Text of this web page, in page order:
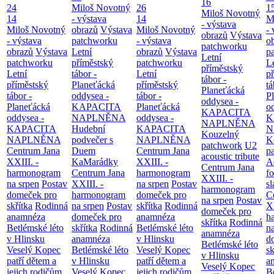
24
14
Miloš Novotný
- výstava
obrazů Výstava
patchworku
Letní
příměstský
tábor -
Planeťácká
oddysea -
KAPACITA
NAPLNĚNA
Centrum Jana
XXIII. -
harmonogram
na srpen Postav
domeček pro
skřítka Rodinná
anamnéza
Betlémské léto
v Hlinsku
Veselý Kopec
patří dětem a
Miloš Novotný
- výstava
obrazů Výstava
patchworku
Letní
příměstský
tábor -
Planeťácká
oddysea -
KAPACITA
NAPLNĚNA
Hudební
podvečer s
Duem
KaMarádky
Centrum Jana
XXIII. -
harmonogram
na srpen Postav
domeček pro
skřítka Rodinná
anamnéza
Betlémské léto
v Hlinsku
26
14
Miloš Novotný
- výstava
obrazů Výstava
patchworku
Letní
příměstský
tábor -
Planeťácká
oddysea -
KAPACITA
NAPLNĚNA
Centrum Jana
XXIII. -
harmonogram
na srpen Postav
domeček pro
skřítka Rodinná
anamnéza
Betlémské léto
v Hlinsku
Veselý Kopec
patří dětem a
16
Miloš Novotný
- výstava
obrazů Výstava
patchworku
Letní
příměstský
tábor -
Planeťácká
oddysea -
KAPACITA
NAPLNĚNA
Kouzelný
patchwork U2
acoustic tribute
Centrum Jana
XXIII. -
harmonogram
na srpen Postav
domeček pro
skřítka Rodinná
anamnéza
Betlémské léto
v Hlinsku
Veselý Kopec
-